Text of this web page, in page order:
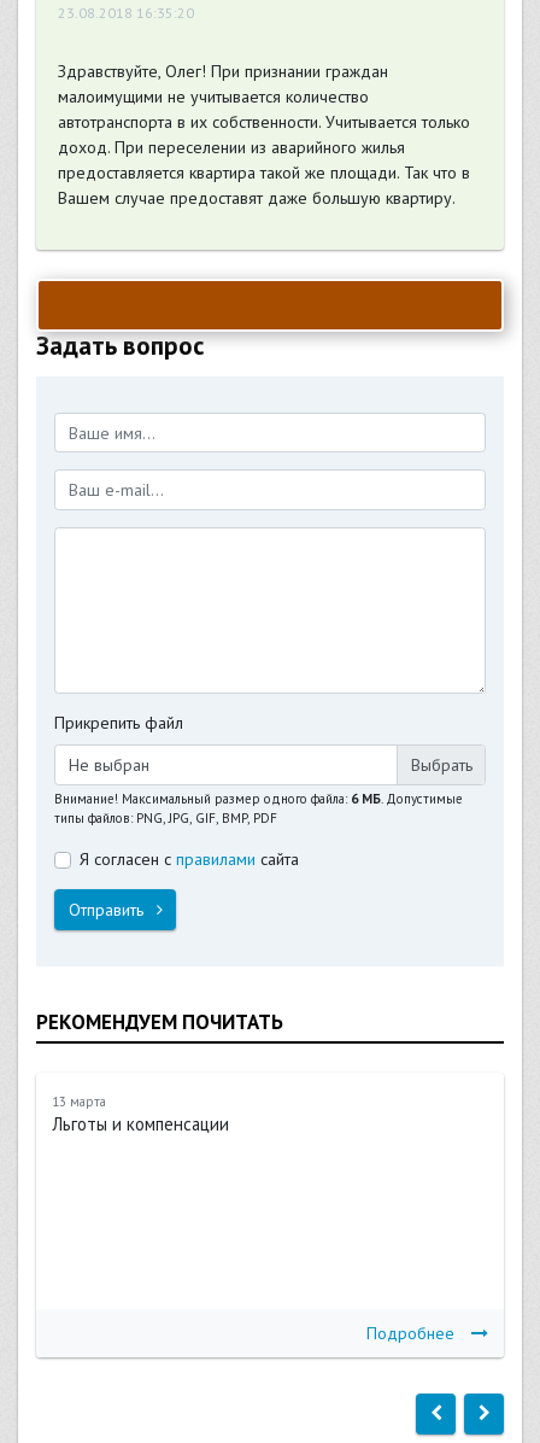
23.08.2018 16:35:20
Здравствуйте, Олег! При признании граждан
малоимущими не учитывается количество
автотранспорта в их собственности. Учитывается только
доход. При переселении из аварийного жилья
предоставляется квартира такой же площади. Так что в
Вашем случае предоставят даже большую квартиру.
Задать вопрос
Прикрепить файл
Не выбран
Внимание! Максимальный размер одного файла: 6 МБ. Допустимые
типы файлов: PNG, JPG, GIF, BMP, PDF
Я согласен с правилами сайта
Отправить
РЕКОМЕНДУЕМ ПОЧИТАТЬ
13 марта
Льготы и компенсации
Подробнее